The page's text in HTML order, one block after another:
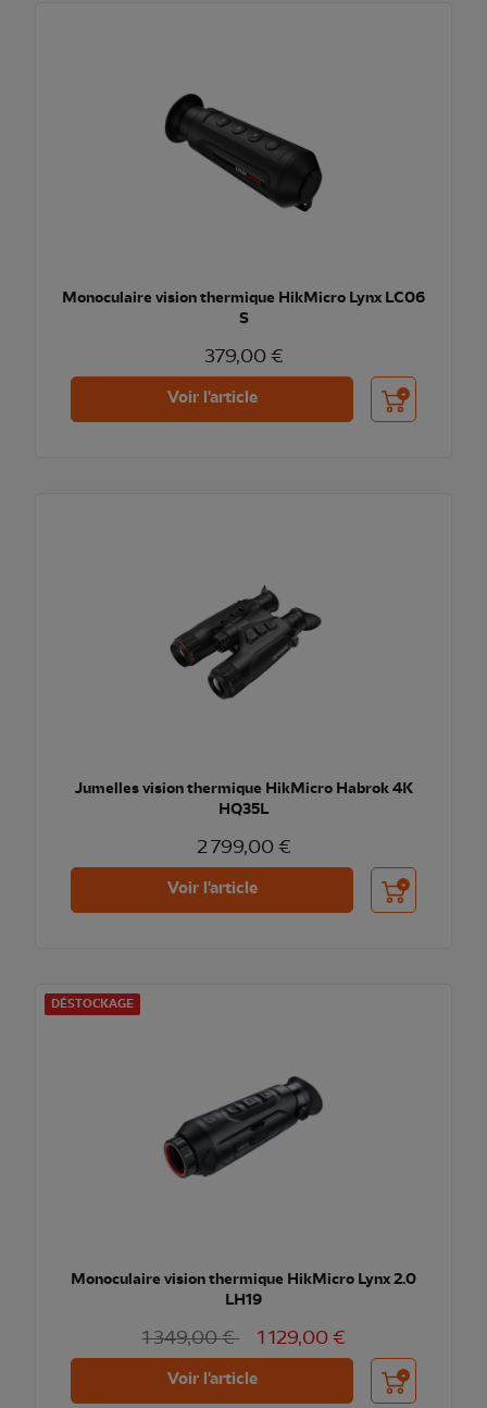
Monoculaire vision thermique HikMicro Lynx LC06
S
379,00 €
Voir l'article Ajouter au
Jumelles vision thermique HikMicro Habrok 4K
HQ35L
2 799,00 €
Voir l'article Ajouter au
DÉSTOCKAGE
Monoculaire vision thermique HikMicro Lynx 2.0
LH19
1 349,00 € 1 129,00 €
Voir l'article Ajouter au